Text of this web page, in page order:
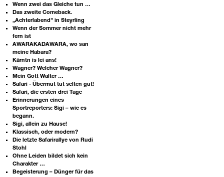
Wenn zwei das Gleiche tun …
Das zweite Comeback.
„Achterlabend" in Steyrling
Wenn der Sommer nicht mehr
fern ist
AWARAKADAWARA, wo san
meine Habara?
Kärntn is lei ans!
Wagner? Welcher Wagner?
Mein Gott Walter …
Safari - Übermut tut selten gut!
Safari, die ersten drei Tage
Erinnerungen eines
Sportreporters: Sigi – wie es
begann.
Sigi, allein zu Hause!
Klassisch, oder modern?
Die letzte Safarirallye von Rudi
Stohl
Ohne Leiden bildet sich kein
Charakter …
Begeisterung – Dünger für das